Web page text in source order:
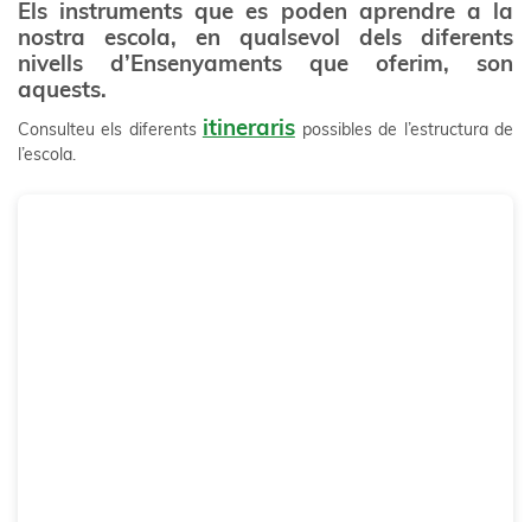
Els instruments que es poden aprendre a la
nostra escola, en qualsevol dels diferents
nivells d’Ensenyaments que oferim, son
aquests.
Consulteu els diferents itineraris possibles de l’estructura de
l’escola.